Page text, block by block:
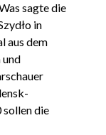
sagte die
in
aus dem
die
Wichtigste aus Polen